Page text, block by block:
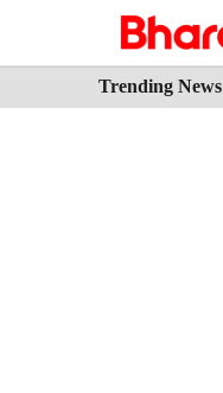
Trending News